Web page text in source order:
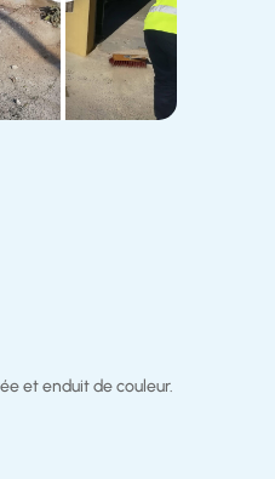
et enduit de couleur.